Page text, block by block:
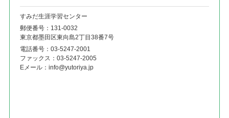
すみだ生涯学習センター
郵便番号：131‐0032
東京都墨田区東向島2丁目38番7号
電話番号： 03-5247-2001
ファックス： 03-5247-2005
Eメール： info@yutoriya.jp